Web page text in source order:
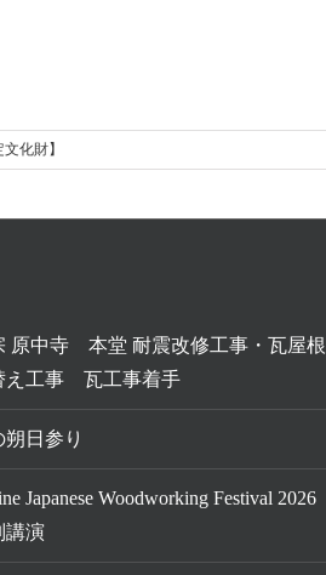
化財】
原中寺 本堂 耐震改修工事・瓦屋根
え工事 瓦工事着手
日参り
Japanese Woodworking Festival 2026
講演